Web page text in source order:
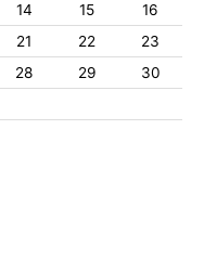
14 15
16
21 22
23
28 29
30